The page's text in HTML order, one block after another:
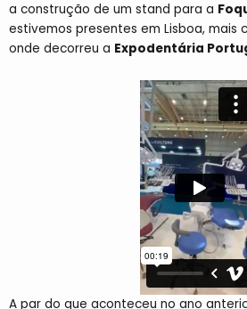
a construção de um stand para a
estivemos presentes em Lisboa, mais
onde decorreu a Expodentária
A par do que aconteceu no ano